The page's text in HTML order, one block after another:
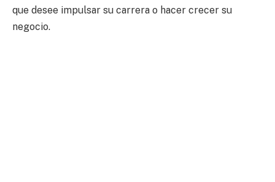
que desee impulsar su carrera o hacer crecer su
negocio.